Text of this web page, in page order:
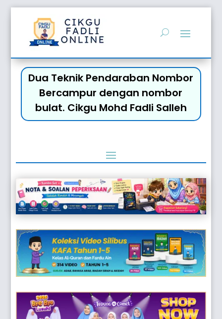
Dua Teknik Pendaraban Nombor
Bercampur dengan nombor
bulat. Cikgu Mohd Fadli Salleh